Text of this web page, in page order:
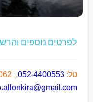
לפרטים נוספים
טל:052-4400553
,